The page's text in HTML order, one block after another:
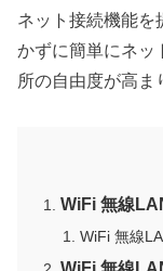
ネット接続機能を
かずに簡単にネッ
所の自由度が高ま
WiFi 無線
WiFi 無線